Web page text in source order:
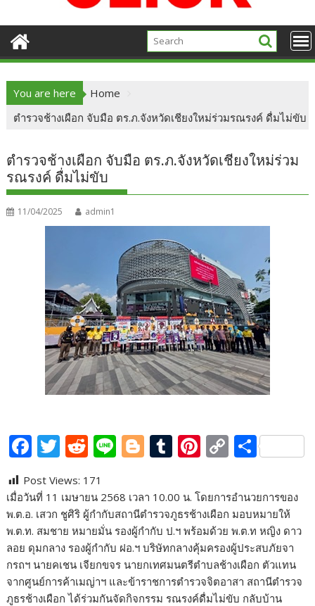
You are here
Home
ตำรวจช้างเผือก จับมือ ตร.ภ.จังหวัดเชียงใหม่ร่วมรณรงค์ ดื่มไม่ขับ
ตำรวจช้างเผือก จับมือ ตร.ภ.จังหวัดเชียงใหม่ร่วม
รณรงค์ ดื่มไม่ขับ
11/04/2025 admin1
F
e
b
o
o
k
T
itt
er
R
d
di
t
Li
e
Bl
g
g
er
T
m
bl
r
Pi
er
e
st
C
p
y
Li
n
k
S
ar
e
Post Views: 171
เมื่อวันที่ 11 เมษายน 2568 เวลา 10.00 น. โดยการอำนวยการของ
พ.ต.อ. เสวก ชูศิริ ผู้กำกับสถานีตำรวจภูธรช้างเผือก มอบหมายให้
พ.ต.ท. สมชาย หมายมั่น รองผู้กำกับ ป.ฯ พร้อมด้วย พ.ต.ท หญิง ดาว
ลอย ดุมกลาง รองผู้กำกับ ฝอ.ฯ บริษัทกลางคุ้มครองผู้ประสบภัยจา
กรถฯ นายคเชน เจียกขจร นายกเทศมนตรีตำบลช้างเผือก ตัวแทน
จากศูนย์การค้าเมญ่าฯ และข้าราชการตำรวจจิตอาสา สถานีตำรวจ
ภูธรช้างเผือก ได้ร่วมกันจัดกิจกรรม รณรงค์ดื่มไม่ขับ กลับบ้าน